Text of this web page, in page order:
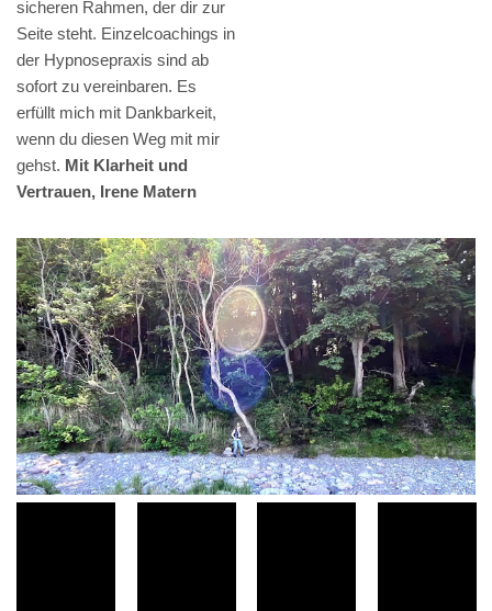
sicheren Rahmen, der dir zur
Seite steht. Einzelcoachings in
der Hypnosepraxis sind ab
sofort zu vereinbaren. Es
erfüllt mich mit Dankbarkeit,
wenn du diesen Weg mit mir
gehst. Mit Klarheit und
Vertrauen, Irene Matern